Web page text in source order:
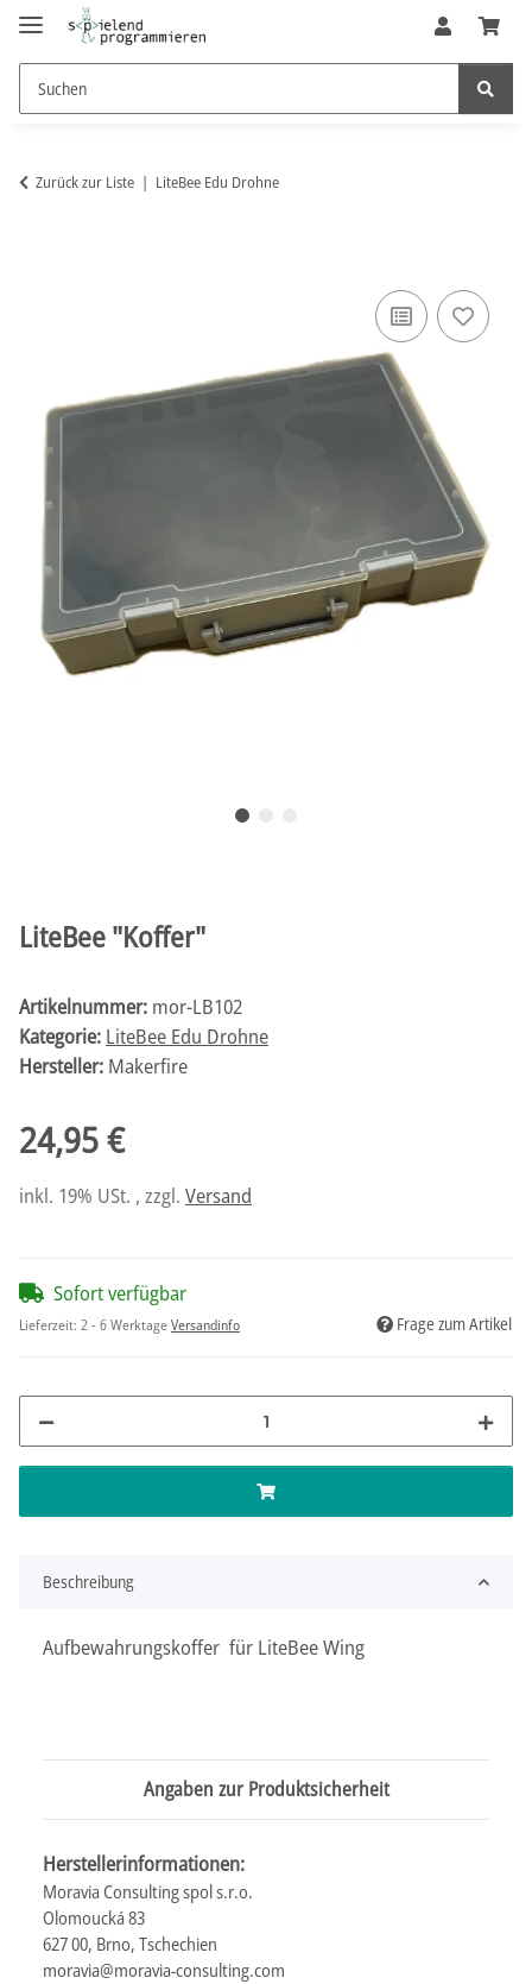
Zurück zur Liste LiteBee Edu Drohne
LiteBee "Koffer"
Artikelnummer: mor-LB102
Kategorie: LiteBee Edu Drohne
Hersteller: Makerfire
24,95 €
inkl. 19% USt. , zzgl. Versand
Sofort verfügbar
Lieferzeit: 2 - 6 WerktageVersandinfo Frage zum Artikel
Beschreibung
Aufbewahrungskoffer für LiteBee Wing
Angaben zur Produktsicherheit
Herstellerinformationen:
Moravia Consulting spol s.r.o.
Olomoucká 83
627 00, Brno, Tschechien
moravia@moravia-consulting.com